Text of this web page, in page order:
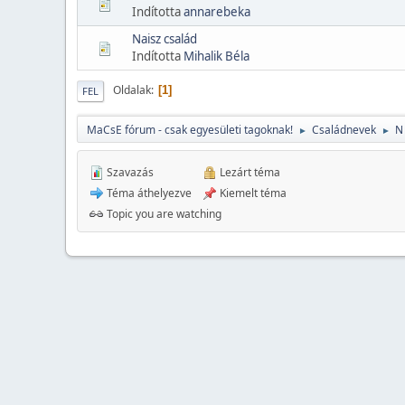
Indítottaannarebeka
Naisz család
Indította Mihalik Béla
FEL Oldalak 1
MaCsE fórum - csak egyesületi tagoknak! ► Családnevek ► N
Szavazás
Téma áthelyezve
Lezárt téma
Kiemelt téma
Topic you are watching